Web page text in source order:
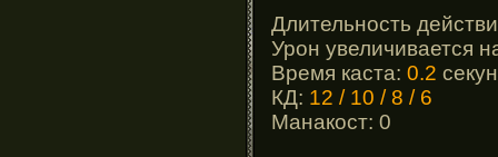
Длительность
Урон увеличивается
Время каста: 0.2
КД: 12 / 10 / 8 / 6
Манакост: 0